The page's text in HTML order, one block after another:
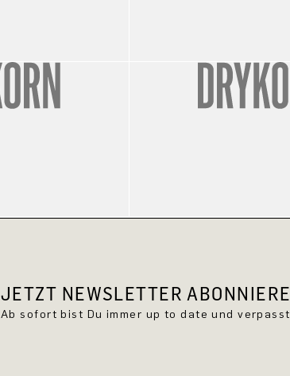
JETZT NEWSLETTER
Ab sofort bist Du immer up to date und